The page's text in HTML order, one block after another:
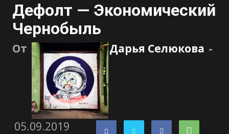
Дефолт — Экономический
Чернобыль
От Дарья Селюкова -
05.09.2019